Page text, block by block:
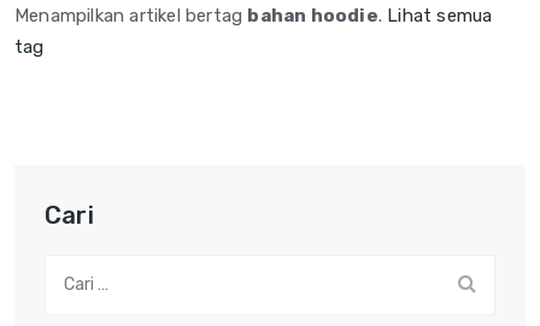
Menampilkan artikel bertag bahan hoodie. Lihat semua
tag
Cari